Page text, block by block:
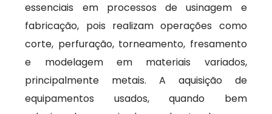
essenciais em processos de usinagem e
fabricação, pois realizam operações como
corte, perfuração, torneamento, fresamento
e modelagem em materiais variados,
principalmente metais. A aquisição de
equipamentos usados, quando bem